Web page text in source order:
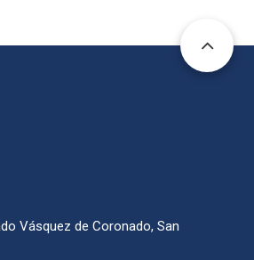
Vásquez de Coronado, San